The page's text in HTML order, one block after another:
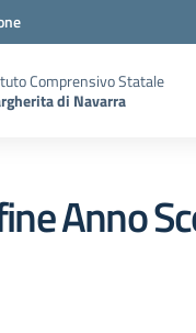
Comprensivo Statale
di Navarra
Anno